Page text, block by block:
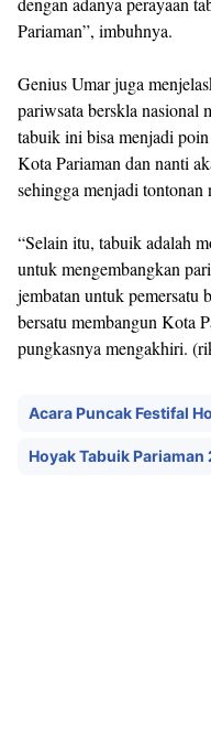
Pariaman”, imbuhnya.
Genius Umar juga
pariwsata berskla nasional
tabuik ini bisa menjadi
Kota Pariaman dan nanti
sehingga menjadi
“Selain itu, tabuik adalah
untuk mengembangkan
jembatan untuk pemersatu
bersatu membangun Kota
pungkasnya mengakhiri.
Acara Puncak Festifal
Hoyak Tabuik Pariaman